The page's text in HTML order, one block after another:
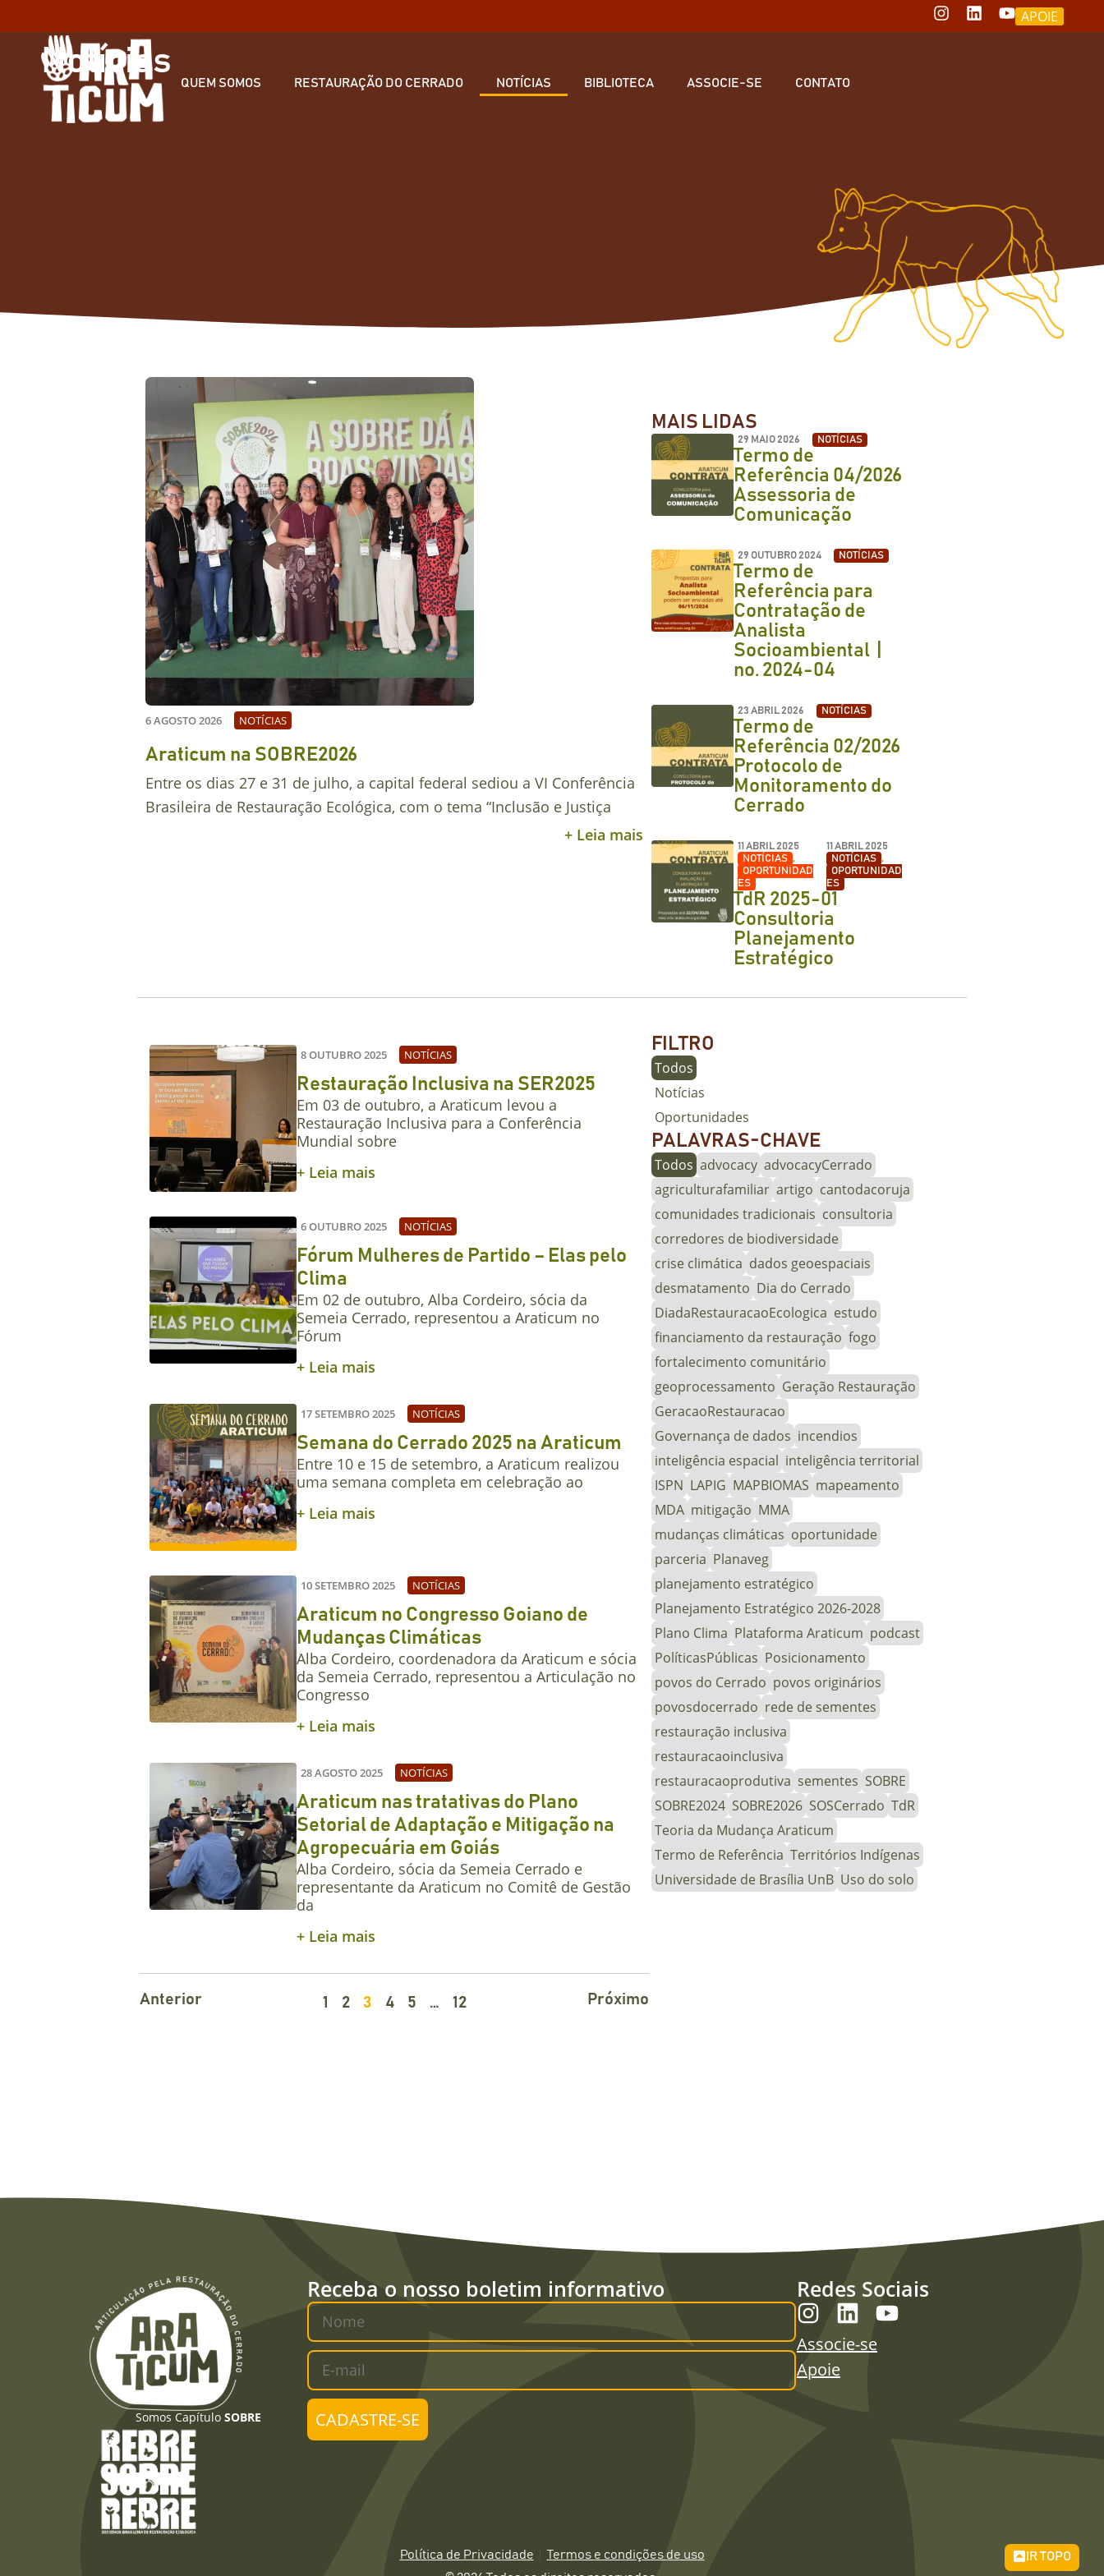
APOIE
QUEM SOMOS RESTAURAÇÃO DO CERRADO NOTÍCIAS BIBLIOTECA ASSOCIE-SE CONTATO
Notícias
6 AGOSTO 2026 NOTÍCIAS
Araticum na SOBRE2026
Entre os dias 27 e 31 de julho, a capital federal sediou a VI Conferência
Brasileira de Restauração Ecológica, com o tema “Inclusão e Justiça
+ Leia mais
MAIS LIDAS
29 MAIO 2026 NOTÍCIAS
Termo de
Referência 04/2026
Assessoria de
Comunicação
29 OUTUBRO 2024 NOTÍCIAS
Termo de
Referência para
Contratação de
Analista
Socioambiental |
no. 2024-04
23 ABRIL 2026 NOTÍCIAS
Termo de
Referência 02/2026
Protocolo de
Monitoramento do
Cerrado
11 ABRIL 2025
NOTÍCIAS ,
OPORTUNIDAD
ES
11 ABRIL 2025
NOTÍCIAS ,
OPORTUNIDAD
ES
TdR 2025-01
Consultoria
Planejamento
Estratégico
8 OUTUBRO 2025 NOTÍCIAS
Restauração Inclusiva na SER2025
Em 03 de outubro, a Araticum levou a
Restauração Inclusiva para a Conferência
Mundial sobre
+ Leia mais
6 OUTUBRO 2025 NOTÍCIAS
Fórum Mulheres de Partido – Elas pelo
Clima
Em 02 de outubro, Alba Cordeiro, sócia da
Semeia Cerrado, representou a Araticum no
Fórum
+ Leia mais
17 SETEMBRO 2025 NOTÍCIAS
Semana do Cerrado 2025 na Araticum
Entre 10 e 15 de setembro, a Araticum realizou
uma semana completa em celebração ao
+ Leia mais
10 SETEMBRO 2025 NOTÍCIAS
Araticum no Congresso Goiano de
Mudanças Climáticas
Alba Cordeiro, coordenadora da Araticum e sócia
da Semeia Cerrado, representou a Articulação no
Congresso
+ Leia mais
28 AGOSTO 2025 NOTÍCIAS
Araticum nas tratativas do Plano
Setorial de Adaptação e Mitigação na
Agropecuária em Goiás
Alba Cordeiro, sócia da Semeia Cerrado e
representante da Araticum no Comitê de Gestão
da
+ Leia mais
Anterior 1 2 3 4 5 … 12 Próximo
FILTRO
Notícias
Oportunidades
Todos
PALAVRAS-CHAVE
advocacy advocacyCerrado
agriculturafamiliar artigo cantodacoruja
comunidades tradicionais consultoria
corredores de biodiversidade
crise climática dados geoespaciais
desmatamento Dia do Cerrado
DiadaRestauracaoEcologica estudo
financiamento da restauração fogo
fortalecimento comunitário
geoprocessamento Geração Restauração
GeracaoRestauracao
Governança de dados incendios
inteligência espacial inteligência territorial
ISPN LAPIG MAPBIOMAS mapeamento
MDA mitigação MMA
mudanças climáticas oportunidade
parceria Planaveg
planejamento estratégico
Planejamento Estratégico 2026-2028
Plano Clima Plataforma Araticum podcast
PolíticasPúblicas Posicionamento
povos do Cerrado povos originários
povosdocerrado rede de sementes
restauração inclusiva
restauracaoinclusiva
restauracaoprodutiva sementes SOBRE
SOBRE2024 SOBRE2026 SOSCerrado TdR
Teoria da Mudança Araticum
Termo de Referência Territórios Indígenas
Universidade de Brasília UnB Uso do solo
Todos
Somos CapítuloSOBRE
Receba o nosso boletim informativo
CADASTRE-SE
Associe-se
Apoie
Redes Sociais
Política de Privacidade Termos e condições de uso IR TOPO